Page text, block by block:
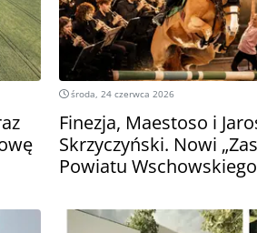
środa, 24 czerwca 2026
Finezja, Maestoso i
Skrzyczyński. Nowi
Powiatu